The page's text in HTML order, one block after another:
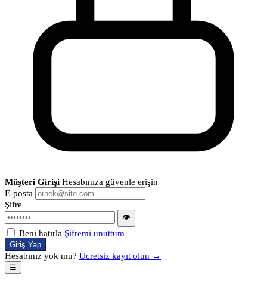
Müşteri Girişi Hesabınıza güvenle erişin
E-posta
Şifre
👁
Beni hatırla Şifremi unuttum
Giriş Yap
Hesabınız yok mu? Ücretsiz kayıt olun →
☰